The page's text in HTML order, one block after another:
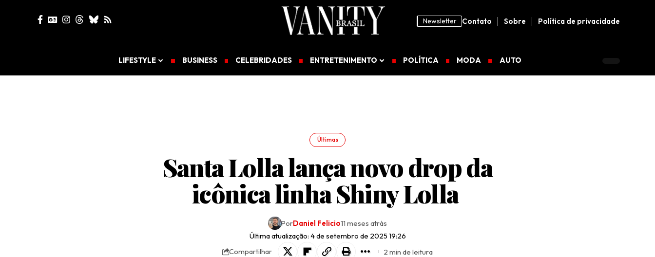
Newsletter Contato Sobre Política de privacidade
LIFESTYLE BUSINESS CELEBRIDADES ENTRETENIMENTO POLÍTICA MODA AUTO
Últimas
Santa Lolla lança novo drop da
icônica linha Shiny Lolla
Última atualização: 4 de setembro de 2025 19:26
PorDaniel Felicio11 meses atrás
Compartilhar 2 min de leitura